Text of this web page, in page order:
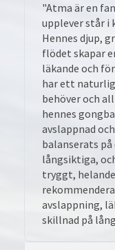
"Atma är en
upplever står i
Hennes djup,
flödet skapar
läkande och
har ett
behöver och
hennes
avslappnad
balanserats
långsiktiga,
tryggt,
avslappning,
skillnad på